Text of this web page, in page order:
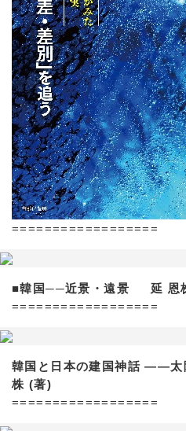
==================
■韓国──近景・遠景 延 恩
==================
韓国と日本の建国神話 ——
株 (著)
==================